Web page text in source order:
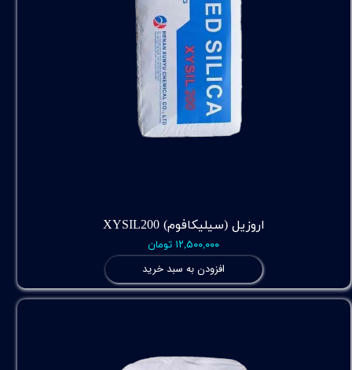
اروزیل (سیلیکافوم) XYSIL200
۱۲,۵۰۰,۰۰۰ تومان
افزودن به سبد خرید